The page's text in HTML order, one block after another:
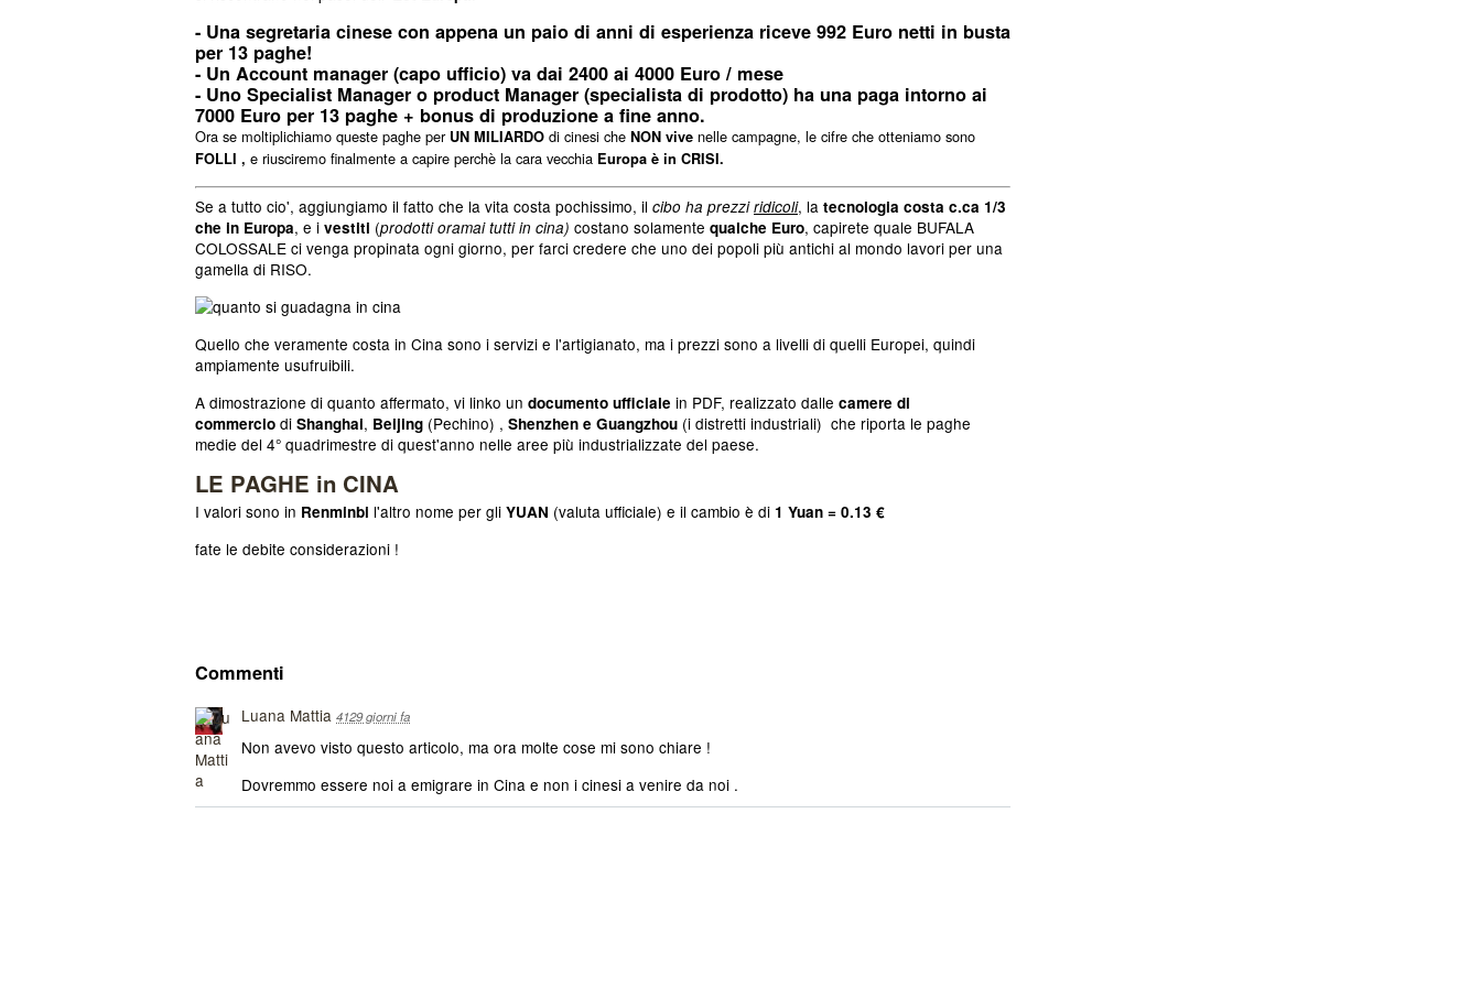
- Una segretaria cinese con appena un paio di anni di esperienza riceve 992 Euro netti in busta
per 13 paghe!
- Un Account manager (capo ufficio) va dai 2400 ai 4000 Euro / mese
- Uno Specialist Manager o product Manager (specialista di prodotto) ha una paga intorno ai
7000 Euro per 13 paghe + bonus di produzione a fine anno.
Ora se moltiplichiamo queste paghe per UN MILIARDO di cinesi che NON vive nelle campagne, le cifre che otteniamo sono
FOLLI , e riusciremo finalmente a capire perchè la cara vecchia Europa è in CRISI.
Se a tutto cio', aggiungiamo il fatto che la vita costa pochissimo, il cibo ha prezziridicoli, la tecnologia costa c.ca 1/3
che in Europa, e i vestiti (prodotti oramai tutti in cina) costano solamente qualche Euro, capirete quale BUFALA
COLOSSALE ci venga propinata ogni giorno, per farci credere che uno dei popoli più antichi al mondo lavori per una
gamella di RISO.
Quello che veramente costa in Cina sono i servizi e l'artigianato, ma i prezzi sono a livelli di quelli Europei, quindi
ampiamente usufruibili.
A dimostrazione di quanto affermato, vi linko un documento ufficiale in PDF, realizzato dalle camere di
commercio di Shanghai, Beijing (Pechino) , Shenzhen e Guangzhou (i distretti industriali) che riporta le paghe
medie del 4° quadrimestre di quest'anno nelle aree più industrializzate del paese.
LE PAGHE in CINA
I valori sono in Renminbi l'altro nome per gli YUAN (valuta ufficiale) e il cambio è di 1 Yuan = 0.13 €
fate le debite considerazioni !
Commenti
Luana Mattia 4129 giorni fa
Non avevo visto questo articolo, ma ora molte cose mi sono chiare !
Dovremmo essere noi a emigrare in Cina e non i cinesi a venire da noi .